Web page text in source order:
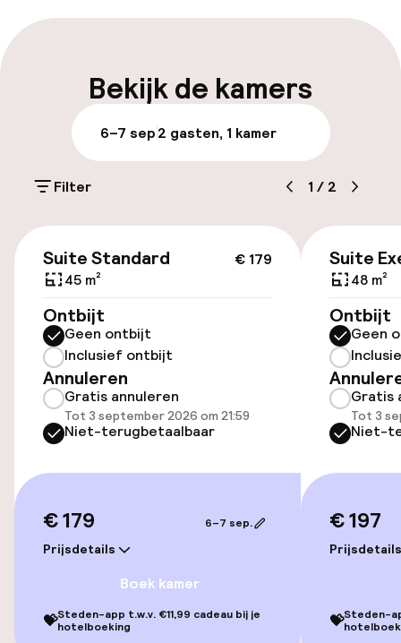
Openbaar parkeren
Luchthavenshuttle
Toegankelijkheid
Lift
Kamers
Familiekamers beschikbaar
Zwemmen & wellness
Fitnessruimte / gym
Gratis wifi
Bekijk de kamers
6–7 sep2 gasten, 1 kamer
Filter 1 / 2
€ 179
Suite Standard
45 m²
Ontbijt
Geen ontbijt
Inclusief ontbijt
Annuleren
Gratis annuleren
Tot 3 september 2026 om 21:59
Niet-terugbetaalbaar
€ 179
Prijsdetails
6–7 sep.
Boek kamer
💝Steden-app t.w.v. €11,99 cadeau bij je
hotelboeking
Suite
48 m²
Ontbijt
Geen
Gratis
Tot 3
Niet-
€ 197
Prijsdetails
💝Steden-